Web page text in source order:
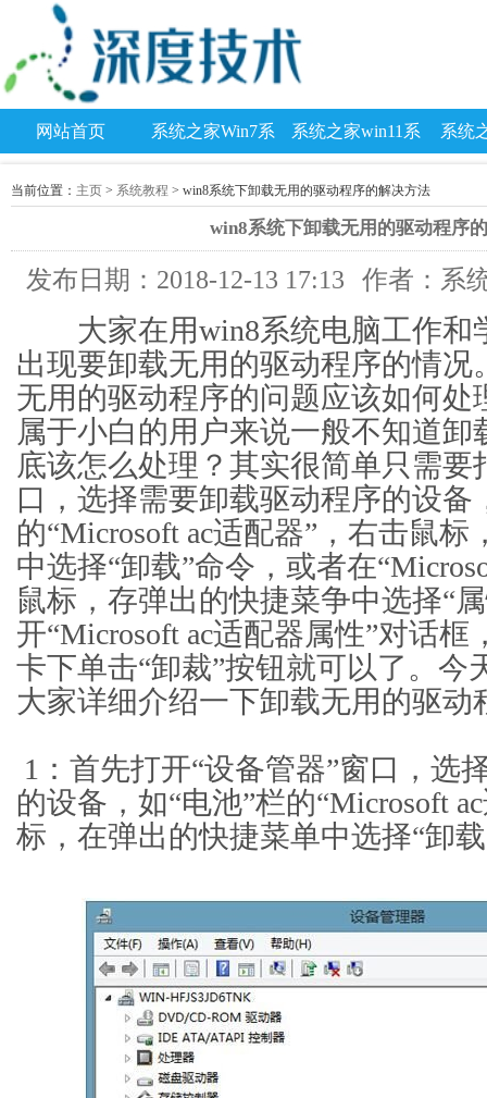
网站首页 系统之家Win7系 系统之家win11系 系统
当前位置： 主页 > 系统教程 > win8系统下卸载无用的驱动程序的解决方法
win8系统下卸载无用的驱动程序
发布日期：2018-12-13 17:13 作者：系
大家在用win8系统电脑工作和
出现要卸载无用的驱动程序的情况
无用的驱动程序的问题应该如何处
属于小白的用户来说一般不知道卸
底该怎么处理？其实很简单只需要
口，选择需要卸载驱动程序的设备
的“Microsoft ac适配器”，右击鼠
中选择“卸载”命令，或者在
鼠标，存弹出的快捷菜争中选择“
开“Microsoft ac适配器属性”对话框
卡下单击“卸裁”按钮就可以了。今
大家详细介绍一下卸载无用的驱动
1：首先打开“设备管器”窗口，选
的设备，如“电池”栏的“Microsoft
标，在弹出的快捷菜单中选择“卸